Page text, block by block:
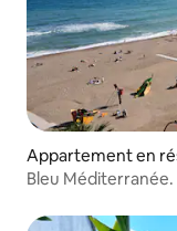
Appartement en
Bleu